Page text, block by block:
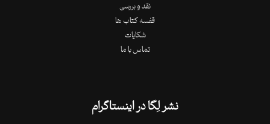
نقد و بررسی
قفسه کتاب ها
شکایات
تماس با ما
نشر لِگا در اینستاگرام